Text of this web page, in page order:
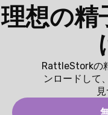
理想の精
RattleStorkの
ンロードして